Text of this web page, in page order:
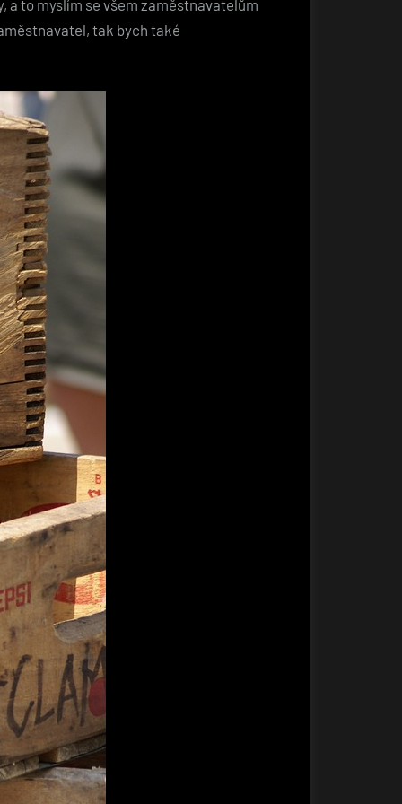
to myslím se všem zaměstnavatelům
tak bych také